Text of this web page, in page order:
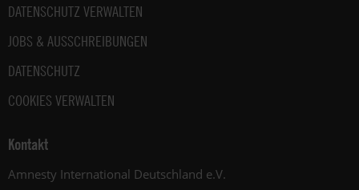
DATENSCHUTZ VERWALTEN
JOBS & AUSSCHREIBUNGEN
DATENSCHUTZ
COOKIES VERWALTEN
Kontakt
Amnesty International Deutschland e.V.